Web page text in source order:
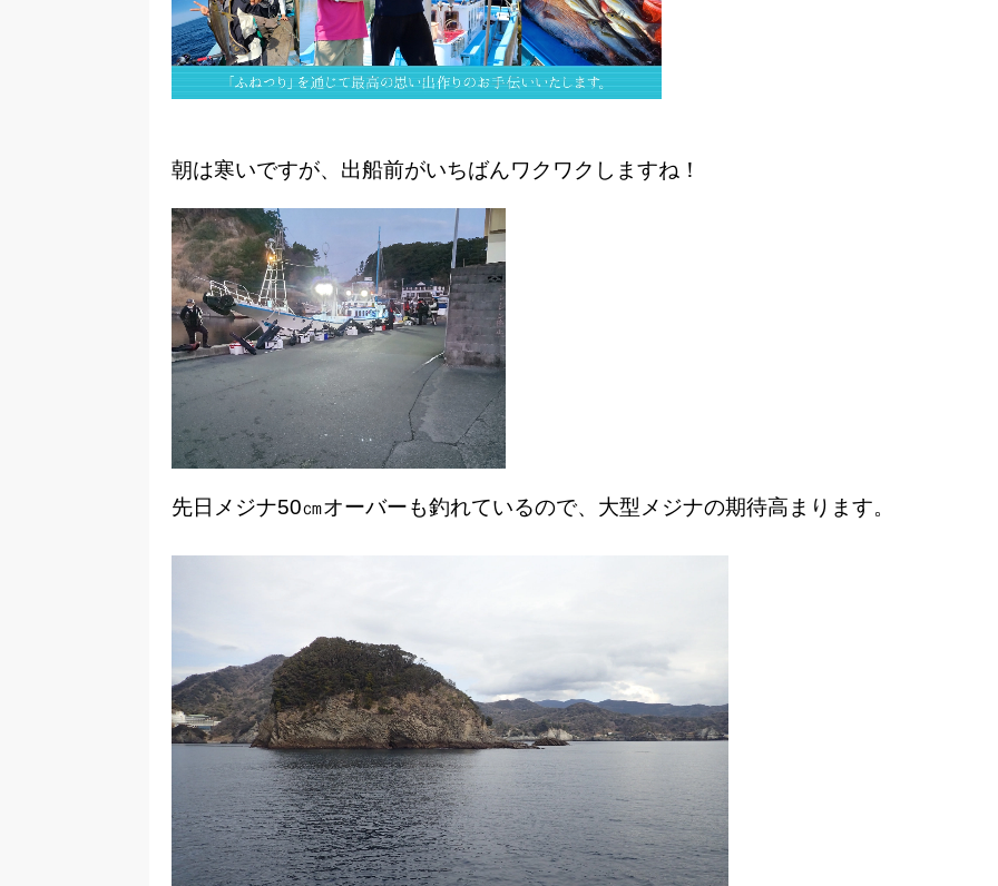
朝は寒いですが、出船前がいちばんワクワクしますね！
先日メジナ50㎝オーバーも釣れているので、大型メジナの期待高まります。